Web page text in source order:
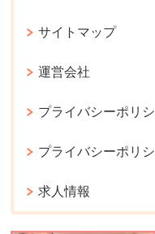
サイトマップ
運営会社
プライバシーポリ
プライバシーポリ
求人情報